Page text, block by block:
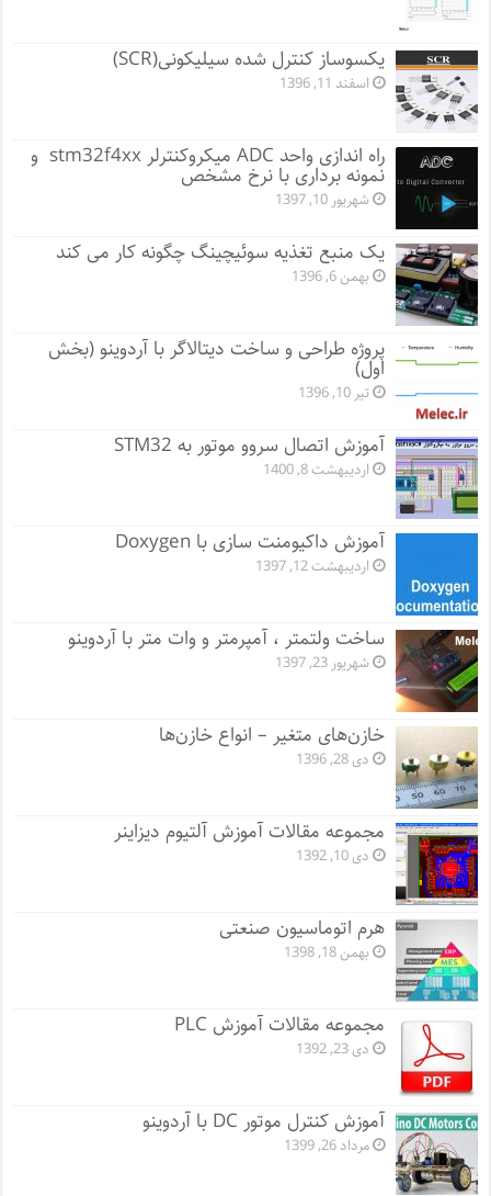
یکسوساز کنترل شده سیلیکونی(SCR)
اسفند 11, 1396
راه اندازی واحد ADC میکروکنترلر stm32f4xx و
نمونه برداری با نرخ مشخص
شهریور 10, 1397
یک منبع تغذیه سوئیچینگ چگونه کار می کند
بهمن 6, 1396
پروژه طراحی و ساخت دیتالاگر با آردوینو (بخش
اول)
تیر 10, 1396
آموزش اتصال سروو موتور به STM32
اردیبهشت 8, 1400
آموزش داکیومنت سازی با Doxygen
اردیبهشت 12, 1397
ساخت ولتمتر ، آمپرمتر و وات متر با آردوینو
شهریور 23, 1397
خازن‌های متغیر – انواع خازن‌ها
دی 28, 1396
مجموعه مقالات آموزش آلتیوم دیزاینر
دی 10, 1392
هرم اتوماسیون صنعتی
بهمن 18, 1398
مجموعه مقالات آموزش PLC
دی 23, 1392
آموزش کنترل موتور DC با آردوینو
مرداد 26, 1399